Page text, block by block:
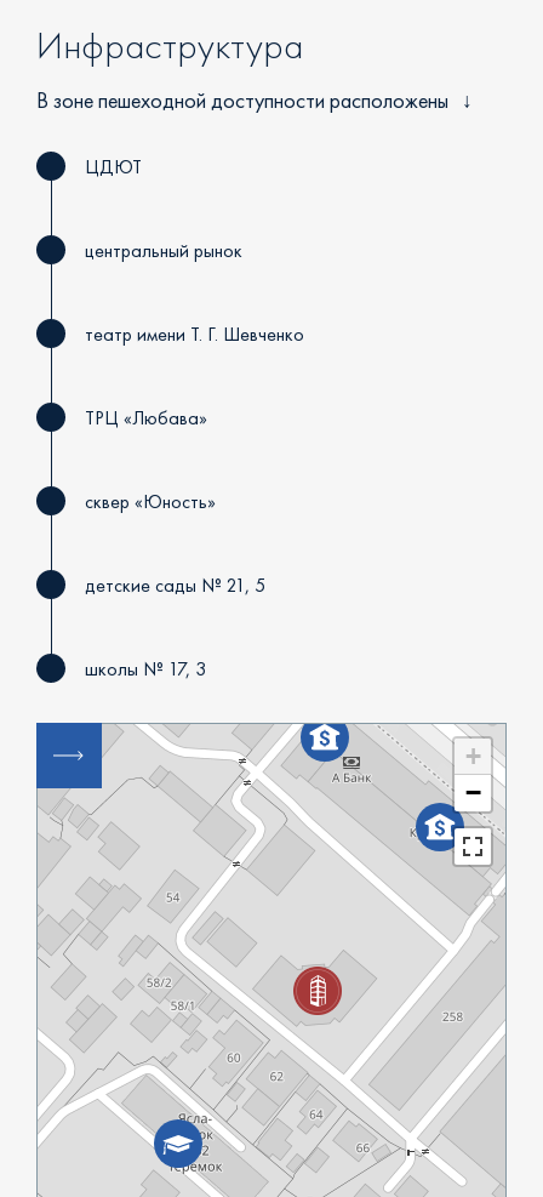
Инфраструктура
В зоне пешеходной доступности расположены
ЦДЮТ
центральный рынок
театр имени Т. Г. Шевченко
ТРЦ «Любава»
сквер «Юность»
детские сады № 21, 5
школы № 17, 3
+
−